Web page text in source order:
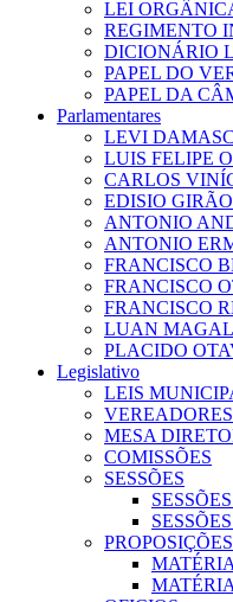
LEI
REGIMENTO
DICIONÁRIO
PAPEL DO
PAPEL DA
Parlamentares
LEVI
LUIS FELIPE
CARLOS
EDISIO
ANTONIO
ANTONIO
FRANCISCO
FRANCISCO
FRANCISCO
LUAN
PLACIDO
Legislativo
LEIS
VEREADORES
MESA
COMISSÕES
SESSÕES